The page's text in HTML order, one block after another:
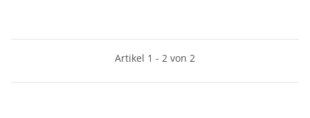
Artikel 1 - 2 von 2